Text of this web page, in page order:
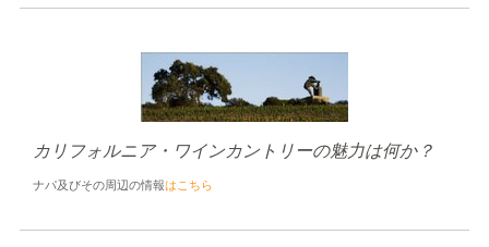
カリフォルニア・ワインカントリーの魅力は何か？
ナパ及びその周辺の情報はこちら